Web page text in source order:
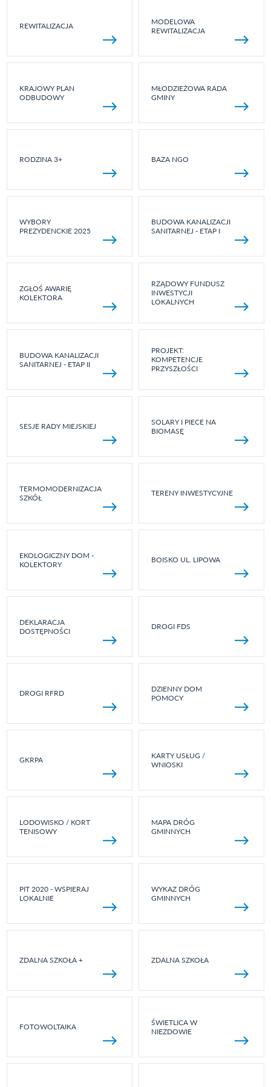
REWITALIZACJA
MODELOWA
REWITALIZACJA
KRAJOWY PLAN
ODBUDOWY
MŁODZIEŻOWA RADA
GMINY
RODZINA 3+ BAZA NGO
WYBORY
PREZYDENCKIE 2025
BUDOWA KANALIZACJI
SANITARNEJ - ETAP I
ZGŁOŚ AWARIĘ
KOLEKTORA
RZĄDOWY FUNDUSZ
INWESTYCJI
LOKALNYCH
BUDOWA KANALIZACJI
SANITARNEJ - ETAP II
PROJEKT:
KOMPETENCJE
PRZYSZŁOŚCI
SESJE RADY MIEJSKIEJ
SOLARY I PIECE NA
BIOMASĘ
TERMOMODERNIZACJA
SZKÓŁ
TERENY INWESTYCYJNE
EKOLOGICZNY DOM -
KOLEKTORY
BOISKO UL. LIPOWA
DEKLARACJA
DOSTĘPNOŚCI
DROGI FDS
DROGI RFRD
DZIENNY DOM
POMOCY
GKRPA
KARTY USŁUG /
WNIOSKI
LODOWISKO / KORT
TENISOWY
MAPA DRÓG
GMINNYCH
PIT 2020 - WSPIERAJ
LOKALNIE
WYKAZ DRÓG
GMINNYCH
ZDALNA SZKOŁA + ZDALNA SZKOŁA
FOTOWOLTAIKA
ŚWIETLICA W
NIEZDOWIE